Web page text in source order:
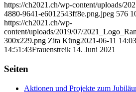
https://ch2021.ch/wp-content/uploads/
4880-9641-e6012543ff8e.png.jpeg 576
https://ch2021.ch/wp-
content/uploads/2019/07/
300x229.png Zita Küng2021-06-11
14:51:43Frauenstreik 14. Juni 2021
Seiten
Aktionen und Projekte zum